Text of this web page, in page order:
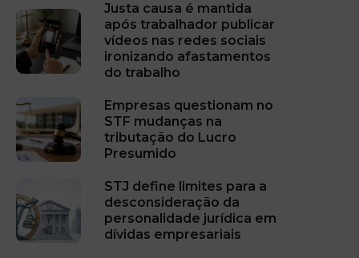
Justa causa é mantida
após trabalhador publicar
vídeos nas redes sociais
ironizando afastamentos
do trabalho
Empresas questionam no
STF mudanças na
tributação do Lucro
Presumido
STJ define limites para a
desconsideração da
personalidade jurídica em
dívidas empresariais